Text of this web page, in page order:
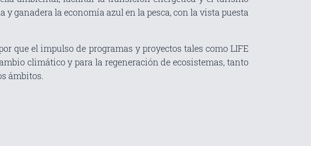
ganadera la economía azul en la pesca, con la vista puesta
que el impulso de programas y proyectos tales como LIFE
climático y para la regeneración de ecosistemas, tanto
ámbitos.